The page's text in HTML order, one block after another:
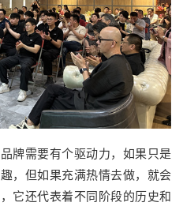
牌需要有个驱动力，如果只是
，但如果充满热情去做，就会
它还代表着不同阶段的历史和